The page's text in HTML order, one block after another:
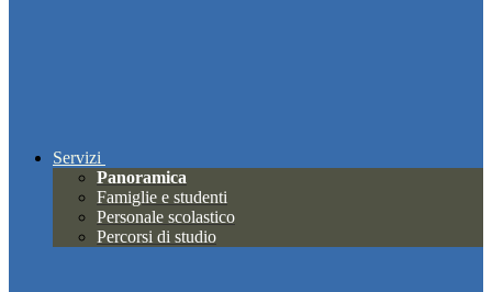
Servizi
Panoramica
Famiglie e studenti
Personale scolastico
Percorsi di studio